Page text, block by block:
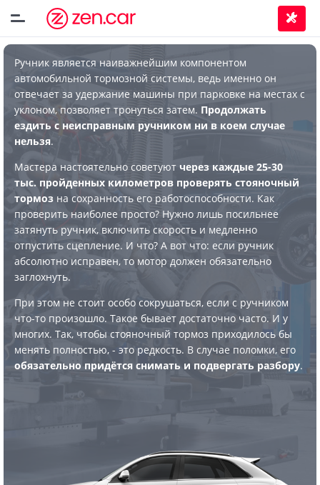
Ручник является наиважнейшим компонентом
автомобильной тормозной системы, ведь именно он
отвечает за удержание машины при парковке на местах с
уклоном, позволяет тронуться затем. Продолжать
ездить с неисправным ручником ни в коем случае
нельзя.
Мастера настоятельно советуют через каждые 25-30
тыс. пройденных километров проверять стояночный
тормоз на сохранность его работоспособности. Как
проверить наиболее просто? Нужно лишь посильнее
затянуть ручник, включить скорость и медленно
отпустить сцепление. И что? А вот что: если ручник
абсолютно исправен, то мотор должен обязательно
заглохнуть.
При этом не стоит особо сокрушаться, если с ручником
что-то произошло. Такое бывает достаточно часто. И у
многих. Так, чтобы стояночный тормоз приходилось бы
менять полностью, - это редкость. В случае поломки, его
обязательно придётся снимать и подвергать разбору.